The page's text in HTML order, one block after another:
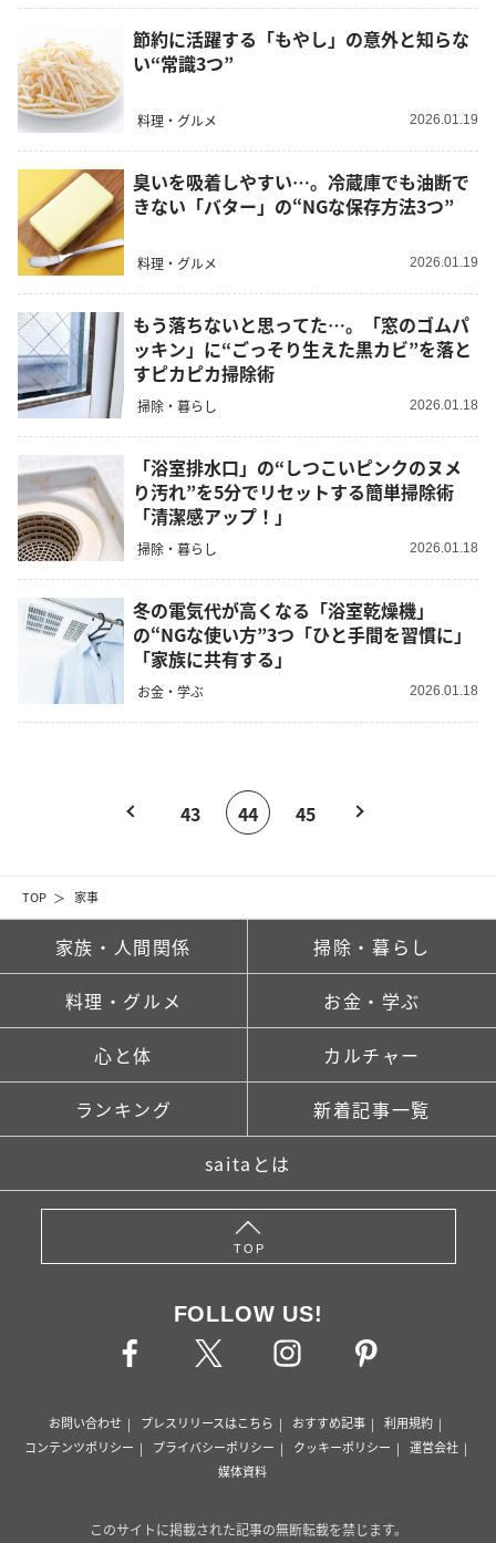
TOP 家事
節約に活躍する「もやし」の意外と知らな
い“常識3つ”
料理・グルメ 2026.01.19
臭いを吸着しやすい…。冷蔵庫でも油断で
きない「バター」の“NGな保存方法3つ”
料理・グルメ 2026.01.19
もう落ちないと思ってた…。「窓のゴムパ
ッキン」に“ごっそり生えた黒カビ”を落と
すピカピカ掃除術
掃除・暮らし 2026.01.18
「浴室排水口」の“しつこいピンクのヌメ
り汚れ”を5分でリセットする簡単掃除術
「清潔感アップ！」
掃除・暮らし 2026.01.18
冬の電気代が高くなる「浴室乾燥機」
の“NGな使い方”3つ「ひと手間を習慣に」
「家族に共有する」
お金・学ぶ 2026.01.18
43 44 45
家族・人間関係 掃除・暮らし
料理・グルメ お金・学ぶ
心と体 カルチャー
ランキング 新着記事一覧
saitaとは
TOP
FOLLOW US!
お問い合わせ プレスリリースはこちら おすすめ記事
利用規約
コンテンツポリシー
プライバシーポリシー クッキーポリシー
運営会社
媒体資料
このサイトに掲載された記事の無断転載を禁じます。